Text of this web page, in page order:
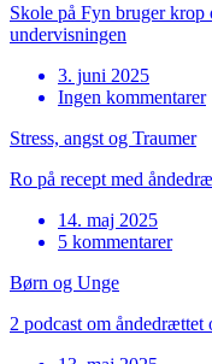
Skole på Fyn bruger krop
undervisningen
3. juni 2025
Ingen kommentarer
Stress, angst og Traumer
Ro på recept med
14. maj 2025
5 kommentarer
Børn og Unge
2 podcast om